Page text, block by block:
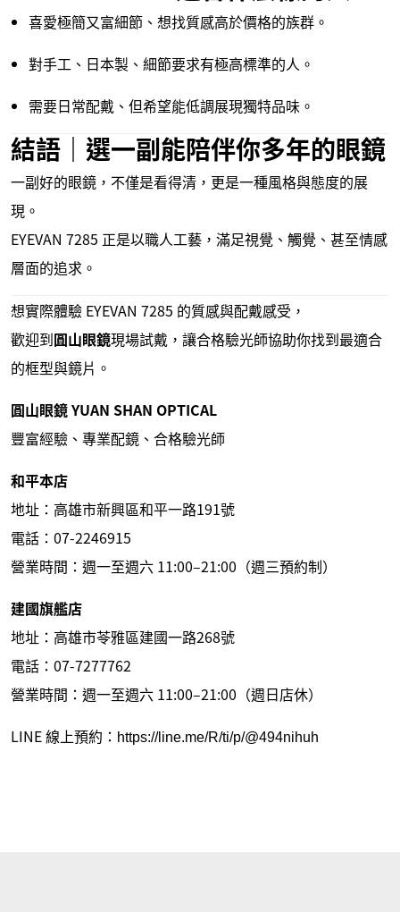
喜愛極簡又富細節、想找質感高於價格的族群。
對手工、日本製、細節要求有極高標準的人。
需要日常配戴、但希望能低調展現獨特品味。
結語｜選一副能陪伴你多年的眼鏡
一副好的眼鏡，不僅是看得清，更是一種風格與態度的展
現。
EYEVAN 7285 正是以職人工藝，滿足視覺、觸覺、甚至情感
層面的追求。
想實際體驗 EYEVAN 7285 的質感與配戴感受，
歡迎到圓山眼鏡現場試戴，讓合格驗光師協助你找到最適合
的框型與鏡片。
圓山眼鏡 YUAN SHAN OPTICAL
豐富經驗、專業配鏡、合格驗光師
和平本店
地址：高雄市新興區和平一路191號
電話：07-2246915
營業時間：週一至週六 11:00–21:00（週三預約制）
建國旗艦店
地址：高雄市苓雅區建國一路268號
電話：07-7277762
營業時間：週一至週六 11:00–21:00（週日店休）
LINE 線上預約： https://line.me/R/ti/p/@494nihuh